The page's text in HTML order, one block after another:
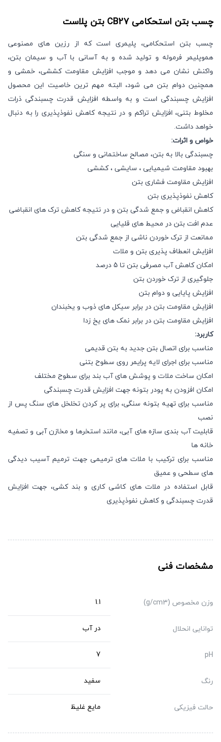
چسب بتن استحکامی CB27 بتن پلاست
چسب بتن استحکامی، پلیمری است که از رزین های مصنوعی
هموپلیمر فرموله و تولید شده و به آسانی با آب و سیمان بتن،
واکنش نشان می دهد و موجب افزایش مقاومت کششی، خمشی و
همچنین دوام بتن می شود، البته مهم ترین خاصیت این محصول
افزایش چسبندگی است و به واسطه افزایش قدرت چسبندگی ذرات
مخلوط بتنی، افزایش تراکم و در نتیجه کاهش نفوذپذیری را به دنبال
خواهد داشت.
خواص و اثرات:
چسبندگی بالا به بتن، مصالح ساختمانی و سنگی
بهبود مقاومت شیمیایی ، سایشی ، کششی
افزایش مقاومت فشاری بتن
کاهش نفوذپذیری بتن
کاهش انقباض و جمع شدگی بتن و در نتیجه کاهش ترک های انقباضی
عدم افت بتن در محیط های قلیایی
ممانعت از ترک خوردن ناشی از جمع شدگی بتن
افزایش انعطاف پذیری بتن و ملات
امکان کاهش آب مصرفی بتن تا 5 درصد
جلوگیری از ترک خوردن بتن
افزایش پایایی و دوام بتن
افزایش مقاومت بتن در برابر سیکل های ذوب و یخبندان
افزایش مقاومت بتن در برابر نمک های یخ زدا
کاربرد:
مناسب برای اتصال بتن جدید به بتن قدیمی
مناسب برای اجرای لایه پرایمر روی سطوح بتنی
امکان ساخت ملات و پوشش های آب بند برای سطوح مختلف
امکان افزودن به پودر بتونه جهت افزایش قدرت چسبندگی
مناسب برای تهیه بتونه سنگی، برای پر کردن تخلخل های سنگ پس از
نصب
قابلیت آب بندی سازه های آبی، مانند استخرها و مخازن آبی و تصفیه
خانه ها
مناسب برای ترکیب با ملات های ترمیمی جهت ترمیم آسیب دیدگی
های سطحی و عمیق
قابل استفاده در ملات های کاشی کاری و بند کشی، جهت افزایش
قدرت چسبندگی و کاهش نفوذپذیری
مشخصات فنی
وزن مخصوص (g/cm3) 1.1
توانایی انحلال در آب
pH
7
رنگ سفید
حالت فیزیکی مایع غلیظ